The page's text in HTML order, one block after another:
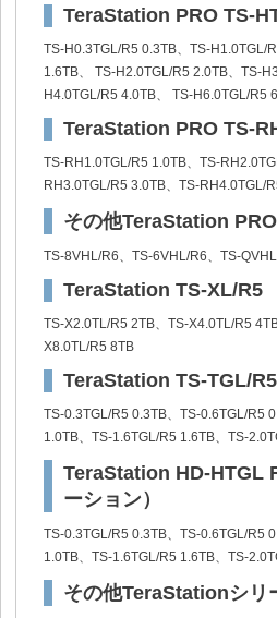
TeraStation PRO TS-
TS-H0.3TGL/R5 0.3TB、TS-H1.0TGL/
1.6TB、 TS-H2.0TGL/R5 2.0TB、TS-
H4.0TGL/R5 4.0TB、 TS-H6.0TGL/R5
TeraStation PRO TS-
TS-RH1.0TGL/R5 1.0TB、TS-
RH3.0TGL/R5 3.0TB、TS-RH4.0TGL/
その他TeraStation
TS-8VHL/R6、TS-6VHL/R6、TS-
TeraStation TS-XL/R5
TS-X2.0TL/R5 2TB、TS-X4.0TL/R5
X8.0TL/R5 8TB
TeraStation TS-TGL/R5
TS-0.3TGL/R5 0.3TB、TS-0.6TGL/R5
1.0TB、TS-1.6TGL/R5 1.6TB、TS-
TeraStation HD-HTGL
ーション）
TS-0.3TGL/R5 0.3TB、TS-0.6TGL/R5
1.0TB、TS-1.6TGL/R5 1.6TB、TS-
その他TeraStationシリ